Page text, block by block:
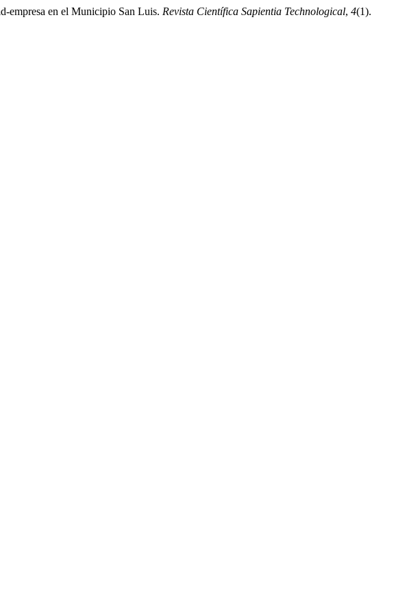
empresa en el Municipio San Luis. Revista Científica Sapientia Technological, 4(1).